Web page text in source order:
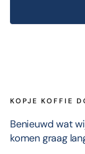
KOPJE KOFFIE
Benieuwd wat
komen graag